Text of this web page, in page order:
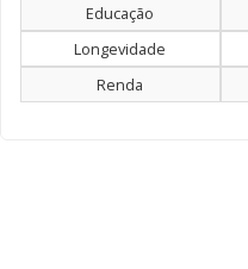
Educação
Longevidade
Renda